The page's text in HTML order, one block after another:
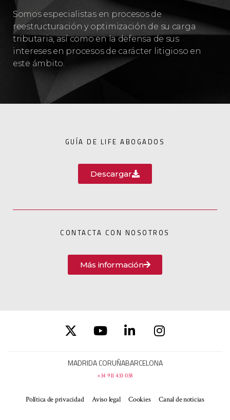
Somos especialistas en procesos de
reestructuración y optimización de su carga
tributaria, así como en la defensa de sus
intereses en procesos de carácter litigioso en
este ámbito.
GUÍA DE LIFE ABOGADOS
Descargar
CONTACTA CON NOSOTROS
Más información
MADRIDA CORUÑABARCELONA
+34 911 433 038
Política de privacidad Aviso legal Cookies Canal de noticias